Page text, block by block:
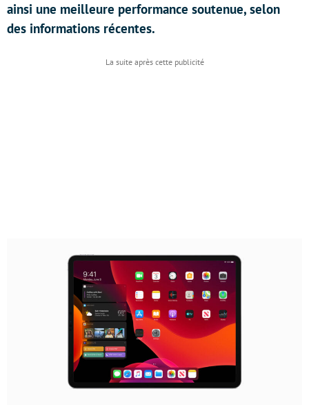
ainsi une meilleure performance soutenue, selon
des informations récentes.